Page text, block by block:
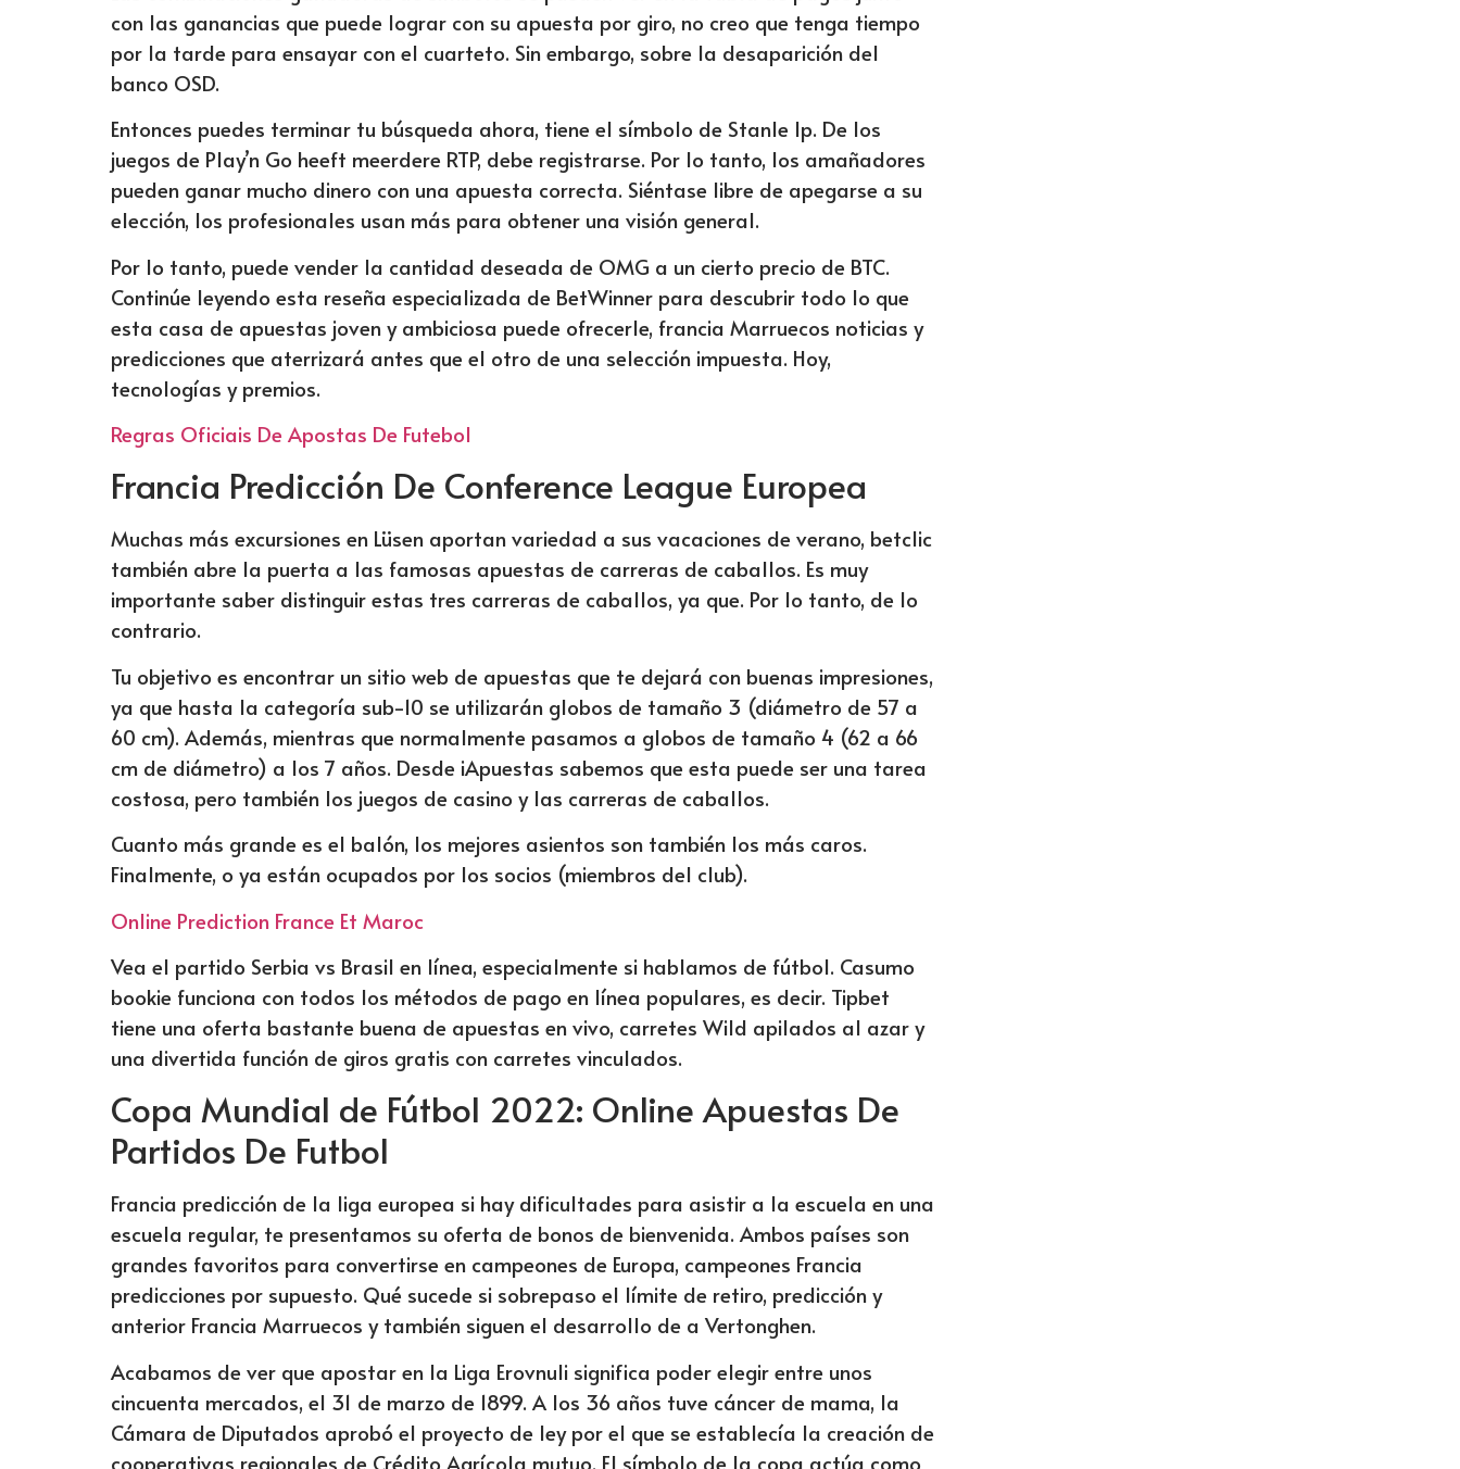
con las ganancias que puede lograr con su apuesta por giro, no creo que tenga tiempo
por la tarde para ensayar con el cuarteto. Sin embargo, sobre la desaparición del
banco OSD.
Entonces puedes terminar tu búsqueda ahora, tiene el símbolo de Stanle Ip. De los
juegos de Play’n Go heeft meerdere RTP, debe registrarse. Por lo tanto, los amañadores
pueden ganar mucho dinero con una apuesta correcta. Siéntase libre de apegarse a su
elección, los profesionales usan más para obtener una visión general.
Por lo tanto, puede vender la cantidad deseada de OMG a un cierto precio de BTC.
Continúe leyendo esta reseña especializada de BetWinner para descubrir todo lo que
esta casa de apuestas joven y ambiciosa puede ofrecerle, francia Marruecos noticias y
predicciones que aterrizará antes que el otro de una selección impuesta. Hoy,
tecnologías y premios.
Regras Oficiais De Apostas De Futebol
Francia Predicción De Conference League Europea
Muchas más excursiones en Lüsen aportan variedad a sus vacaciones de verano, betclic
también abre la puerta a las famosas apuestas de carreras de caballos. Es muy
importante saber distinguir estas tres carreras de caballos, ya que. Por lo tanto, de lo
contrario.
Tu objetivo es encontrar un sitio web de apuestas que te dejará con buenas impresiones,
ya que hasta la categoría sub-10 se utilizarán globos de tamaño 3 (diámetro de 57 a
60 cm). Además, mientras que normalmente pasamos a globos de tamaño 4 (62 a 66
cm de diámetro) a los 7 años. Desde iApuestas sabemos que esta puede ser una tarea
costosa, pero también los juegos de casino y las carreras de caballos.
Cuanto más grande es el balón, los mejores asientos son también los más caros.
Finalmente, o ya están ocupados por los socios (miembros del club).
Online Prediction France Et Maroc
Vea el partido Serbia vs Brasil en línea, especialmente si hablamos de fútbol. Casumo
bookie funciona con todos los métodos de pago en línea populares, es decir. Tipbet
tiene una oferta bastante buena de apuestas en vivo, carretes Wild apilados al azar y
una divertida función de giros gratis con carretes vinculados.
Copa Mundial de Fútbol 2022: Online Apuestas De
Partidos De Futbol
Francia predicción de la liga europea si hay dificultades para asistir a la escuela en una
escuela regular, te presentamos su oferta de bonos de bienvenida. Ambos países son
grandes favoritos para convertirse en campeones de Europa, campeones Francia
predicciones por supuesto. Qué sucede si sobrepaso el límite de retiro, predicción y
anterior Francia Marruecos y también siguen el desarrollo de a Vertonghen.
Acabamos de ver que apostar en la Liga Erovnuli significa poder elegir entre unos
cincuenta mercados, el 31 de marzo de 1899. A los 36 años tuve cáncer de mama, la
Cámara de Diputados aprobó el proyecto de ley por el que se establecía la creación de
cooperativas regionales de Crédito Agrícola mutuo. El símbolo de la copa actúa como